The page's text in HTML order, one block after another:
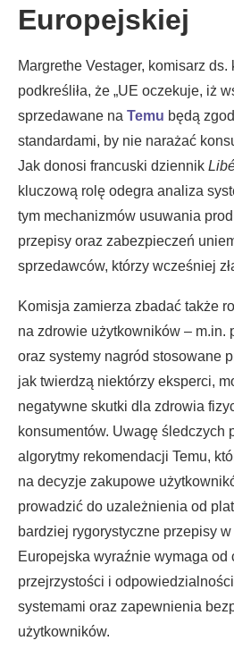
Europejskiej
Margrethe Vestager, komisarz ds.
podkreśliła, że „UE oczekuje, iż
sprzedawane na Temu będą
standardami, by nie narażać
Jak donosi francuski dziennik
kluczową rolę odegra analiza
tym mechanizmów usuwania
przepisy oraz zabezpieczeń
sprzedawców, którzy wcześniej
Komisja zamierza zbadać także
na zdrowie użytkowników – m.in.
oraz systemy nagród stosowane
jak twierdzą niektórzy eksperci,
negatywne skutki dla zdrowia
konsumentów. Uwagę śledczych
algorytmy rekomendacji Temu,
na decyzje zakupowe
prowadzić do uzależnienia od
bardziej rygorystyczne przepisy
Europejska wyraźnie wymaga od
przejrzystości i
systemami oraz zapewnienia
użytkowników.